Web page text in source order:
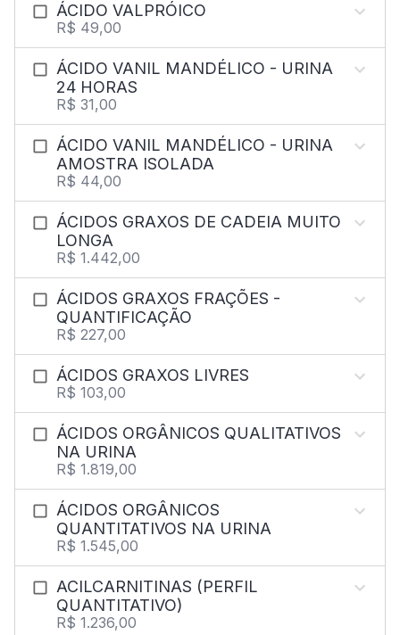
ÁCIDO VALPRÓICO
R$ 49,00
ÁCIDO VANIL MANDÉLICO - URINA
24 HORAS
R$ 31,00
ÁCIDO VANIL MANDÉLICO - URINA
AMOSTRA ISOLADA
R$ 44,00
ÁCIDOS GRAXOS DE CADEIA MUITO
LONGA
R$ 1.442,00
ÁCIDOS GRAXOS FRAÇÕES -
QUANTIFICAÇÃO
R$ 227,00
ÁCIDOS GRAXOS LIVRES
R$ 103,00
ÁCIDOS ORGÂNICOS QUALITATIVOS
NA URINA
R$ 1.819,00
ÁCIDOS ORGÂNICOS
QUANTITATIVOS NA URINA
R$ 1.545,00
ACILCARNITINAS (PERFIL
QUANTITATIVO)
R$ 1.236,00